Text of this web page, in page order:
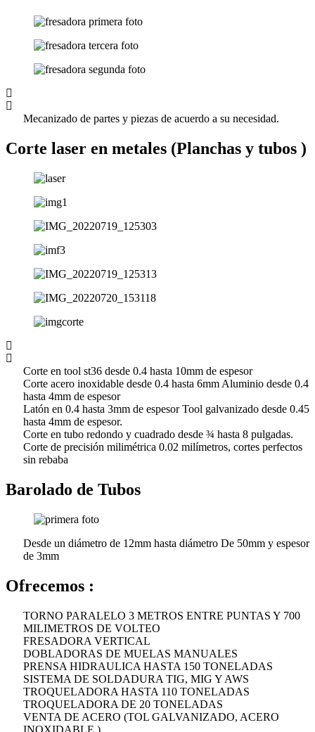
Mecanizado de partes y piezas de acuerdo a su necesidad.
Corte laser en metales (Planchas y tubos )
Corte en tool st36 desde 0.4 hasta 10mm de espesor
Corte acero inoxidable desde 0.4 hasta 6mm Aluminio desde 0.4
hasta 4mm de espesor
Latón en 0.4 hasta 3mm de espesor Tool galvanizado desde 0.45
hasta 4mm de espesor.
Corte en tubo redondo y cuadrado desde ¾ hasta 8 pulgadas.
Corte de precisión milimétrica 0.02 milímetros, cortes perfectos
sin rebaba
Barolado de Tubos
Desde un diámetro de 12mm hasta diámetro De 50mm y espesor
de 3mm
Ofrecemos :
TORNO PARALELO 3 METROS ENTRE PUNTAS Y 700
MILIMETROS DE VOLTEO
FRESADORA VERTICAL
DOBLADORAS DE MUELAS MANUALES
PRENSA HIDRAULICA HASTA 150 TONELADAS
SISTEMA DE SOLDADURA TIG, MIG Y AWS
TROQUELADORA HASTA 110 TONELADAS
TROQUELADORA DE 20 TONELADAS
VENTA DE ACERO (TOL GALVANIZADO, ACERO
INOXIDABLE )